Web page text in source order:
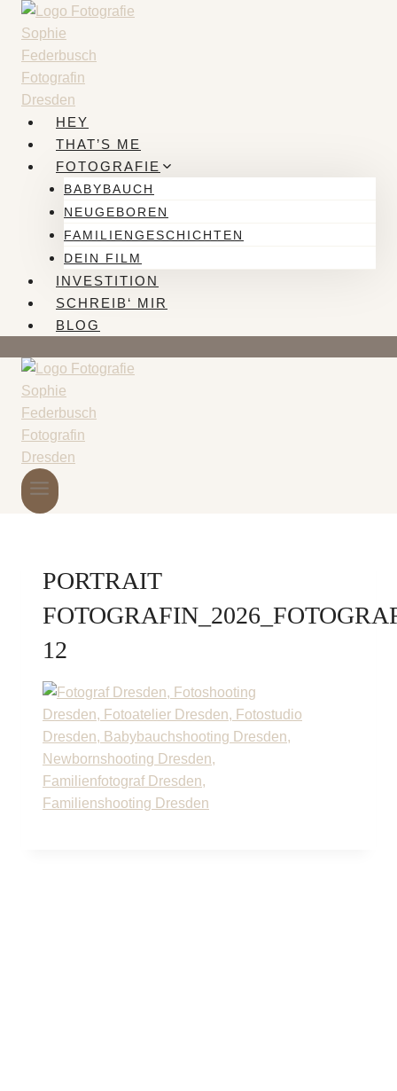
Zum
Inhalt
springen
HEY
THAT’S ME
FOTOGRAFIE
BABYBAUCH
NEUGEBOREN
FAMILIENGESCHICHTEN
DEIN FILM
INVESTITION
SCHREIB‘ MIR
BLOG
PORTRAIT
12